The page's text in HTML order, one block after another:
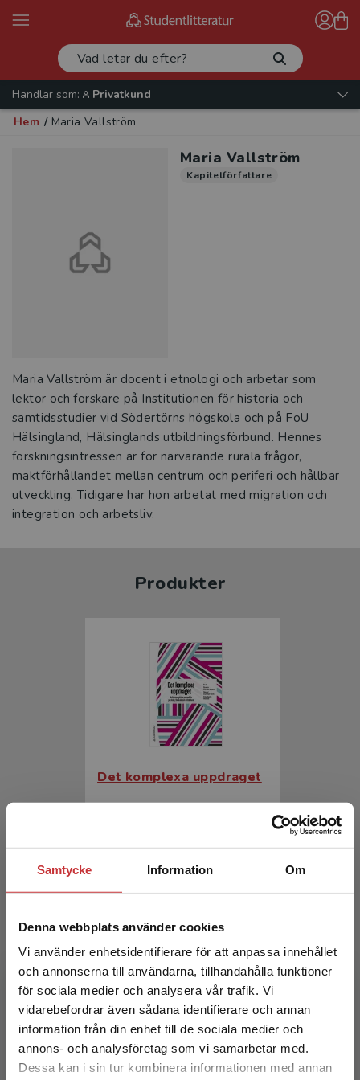
Samtycke Information Om
Denna webbplats använder cookies
Vi använder enhetsidentifierare för att anpassa innehållet
och annonserna till användarna, tillhandahålla funktioner
för sociala medier och analysera vår trafik. Vi
vidarebefordrar även sådana identifierare och annan
information från din enhet till de sociala medier och
annons- och analysföretag som vi samarbetar med.
Dessa kan i sin tur kombinera informationen med annan
Begränsad fraktregion
Handlar som:
Privatkund
Hem / Maria Vallström
Maria Vallström
Kapitelförfattare
Maria Vallström är docent i etnologi och arbetar som
lektor och forskare på Institutionen för historia och
samtidsstudier vid Södertörns högskola och på FoU
Hälsingland, Hälsinglands utbildningsförbund. Hennes
forskningsintressen är för närvarande rurala frågor,
maktförhållandet mellan centrum och periferi och hållbar
utveckling. Tidigare har hon arbetat med migration och
integration och arbetsliv.
Produkter
Det komplexa uppdraget
Det komplexa uppdraget
Zackariasson, Maria m.fl. (red.)